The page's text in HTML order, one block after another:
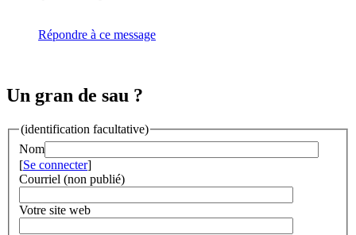
Répondre à ce message
Un gran de sau ?
(identification facultative)
Nom
[Se connecter]
Courriel (non publié)
Votre site web